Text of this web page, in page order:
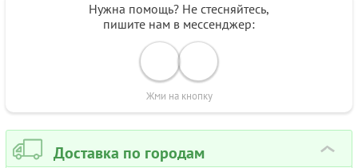
Нужна помощь? Не стесняйтесь,
пишите нам в мессенджер:
Жми на кнопку
Доставка по городам ›